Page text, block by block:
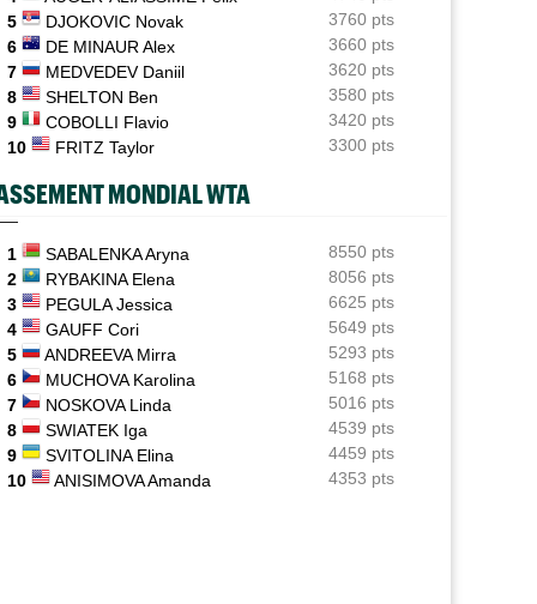
Une semaine après Washington, Rafa Jodar dompte
encore Musetti
09:20
ATP / WTA
Tous les résultats de ce jeudi 6 août 2026 et de la nuit
09:00
ATP - Montréal
Rinderknech profite de l'abandon de Tiafoe et file en
huitièmes
Tennis Actu
Abonnement 9,99€ et pour 1 an, Tennis Actu sans pub
et sans pop up
US Open
Les amoureux Monfils et Svitolina ensemble pour le
double mixte ?
5
DJOKOVIC Novak
3760 pts
6
DE MINAUR Alex
3660 pts
7
MEDVEDEV Daniil
3620 pts
8
SHELTON Ben
3580 pts
9
COBOLLI Flavio
3420 pts
10
FRITZ Taylor 3300 pts
MONDIAL WTA
1 SABALENKA Aryna
8550 pts
2
RYBAKINA Elena
8056 pts
3
PEGULA Jessica
6625 pts
4
GAUFF Cori
5649 pts
5
ANDREEVA Mirra
5293 pts
6
MUCHOVA Karolina
5168 pts
7
NOSKOVA Linda
5016 pts
8
SWIATEK Iga
4539 pts
9
SVITOLINA Elina
4459 pts
10
ANISIMOVA Amanda 4353 pts